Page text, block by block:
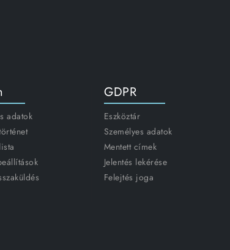
adatok
GDPR
Eszköztár
Személyes adatok
Mentett címek
Jelentés lekérése
Felejtés joga